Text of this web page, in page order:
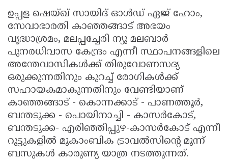
ഉപ്പള ഷെയ്ഖ് സായിദ് ഓൾഡ് ഏജ് ഹോം,
സേവാഭാരതി കാഞ്ഞങ്ങാട് അഭയം
വൃദ്ധാശ്രമം, മലപ്പച്ചേരി ന്യൂ മലബാർ
പുനരധിവാസ കേന്ദ്രം എന്നീ സ്ഥാപനങ്ങളിലെ
അന്തേവാസികൾക്ക് തിരുവോണസദ്യ
ഒരുക്കുന്നതിനും കുറച്ച് രോഗികൾക്ക്
സഹായകമാകുന്നതിനും വേണ്ടിയാണ്
കാഞ്ഞങ്ങാട് - കൊന്നക്കാട് - പാണത്തൂർ,
ബന്തടുക്ക - പൊയിനാച്ചി - കാസർകോട്,
ബന്തടുക്ക- എരിഞ്ഞിപ്പുഴ-കാസർകോട് എന്നീ
റൂട്ടുകളിൽ മൂകാംബിക ട്രാവൽസിൻ്റെ മൂന്ന്
ബസുകൾ കാരുണ്യ യാത്ര നടത്തുന്നത്.